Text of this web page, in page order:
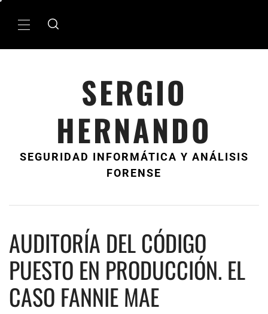
MenÃº
SERGIO
HERNANDO
SEGURIDAD INFORMÁTICA Y ANÁLISIS
FORENSE
AUDITORÍA DEL CÓDIGO
PUESTO EN PRODUCCIÓN. EL
CASO FANNIE MAE